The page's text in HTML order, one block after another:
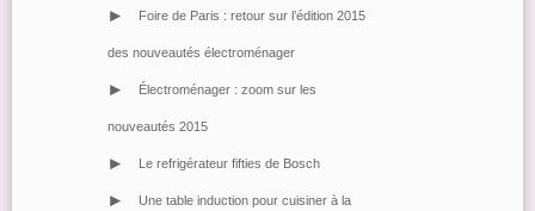
> Foire de Paris : retour sur l’édition 2015
des nouveautés électroménager
> Électroménager : zoom sur les
nouveautés 2015
> Le refrigérateur fifties de Bosch
> Une table induction pour cuisiner à la